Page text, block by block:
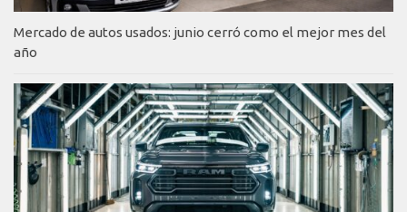
Mercado de autos usados: junio cerró como el mejor mes del
año